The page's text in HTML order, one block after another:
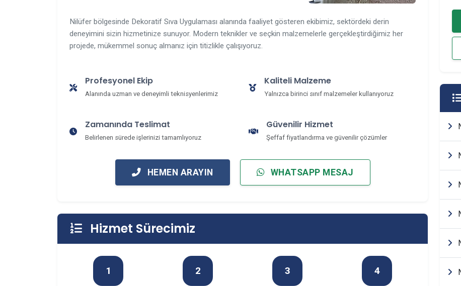
Nilüfer bölgesinde Dekoratif Sıva Uygulaması alanında faaliyet gösteren ekibimiz, sektördeki derin
deneyimini sizin hizmetinize sunuyor. Modern teknikler ve seçkin malzemelerle gerçekleştirdiğimiz her
projede, mükemmel sonuç almanız için titizlikle çalışıyoruz.
Profesyonel Ekip
Alanında uzman ve deneyimli teknisyenlerimiz
Kaliteli Malzeme
Yalnızca birinci sınıf malzemeler kullanıyoruz
Zamanında Teslimat
Belirlenen sürede işlerinizi tamamlıyoruz
Güvenilir Hizmet
Şeffaf fiyatlandırma ve güvenilir çözümler
HEMEN ARAYIN WHATSAPP MESAJ
Hizmet Sürecimiz
1 2 3 4